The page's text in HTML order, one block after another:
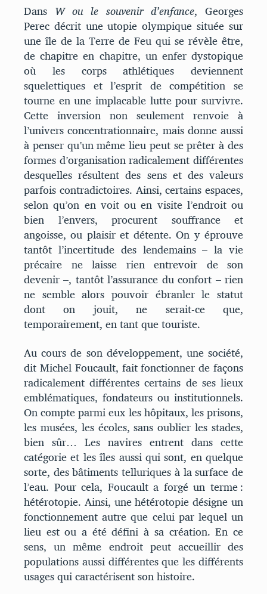
Dans W ou le souvenir d’enfance, Georges
Perec décrit une utopie olympique située sur
une île de la Terre de Feu qui se révèle être,
de chapitre en chapitre, un enfer dystopique
où les corps athlétiques deviennent
squelettiques et l’esprit de compétition se
tourne en une implacable lutte pour survivre.
Cette inversion non seulement renvoie à
l’univers concentrationnaire, mais donne aussi
à penser qu’un même lieu peut se prêter à des
formes d’organisation radicalement différentes
desquelles résultent des sens et des valeurs
parfois contradictoires. Ainsi, certains espaces,
selon qu’on en voit ou en visite l’endroit ou
bien l’envers, procurent souffrance et
angoisse, ou plaisir et détente. On y éprouve
tantôt l’incertitude des lendemains – la vie
précaire ne laisse rien entrevoir de son
devenir –, tantôt l’assurance du confort – rien
ne semble alors pouvoir ébranler le statut
dont on jouit, ne serait-ce que,
temporairement, en tant que touriste.
Au cours de son développement, une société,
dit Michel Foucault, fait fonctionner de façons
radicalement différentes certains de ses lieux
emblématiques, fondateurs ou institutionnels.
On compte parmi eux les hôpitaux, les prisons,
les musées, les écoles, sans oublier les stades,
bien sûr… Les navires entrent dans cette
catégorie et les îles aussi qui sont, en quelque
sorte, des bâtiments telluriques à la surface de
l’eau. Pour cela, Foucault a forgé un terme :
hétérotopie. Ainsi, une hétérotopie désigne un
fonctionnement autre que celui par lequel un
lieu est ou a été défini à sa création. En ce
sens, un même endroit peut accueillir des
populations aussi différentes que les différents
usages qui caractérisent son histoire.